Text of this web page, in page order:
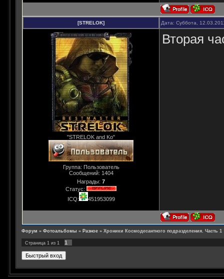
[STRELOK] Дата: Суббота,
"STRELOK and Ko"
Группа: Пользователь
Сообщений: 1404
Награды: 7
Статус:
ICQ:
451953099
Вторая
Форум » Фотоальбомы » Разное » Хроники Космодесантного подразделения. Часть 1
Страница 1 из 1 1